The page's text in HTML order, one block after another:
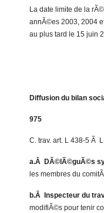
La date limite de la
annÃ©es 2003, 2004
au plus tard le 15 juin
Diffusion du bilan
975
C. trav. art. L 438-5 Ã
a.Â DÃ©lÃ©guÃ©s
les membres du
b.Â Inspecteur du
modifiÃ©s pour tenir